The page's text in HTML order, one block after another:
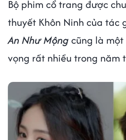
Bộ phim cổ trang được
thuyết Khôn Ninh của tác
An Như Mộngcũng là
vọng rất nhiều trong năm